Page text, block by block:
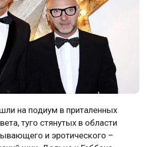
на подиум в приталенных
туго стянутых в области
и эротического –